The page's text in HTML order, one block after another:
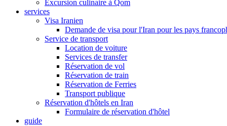
Excursion culinaire à Qom
services
Visa Iranien
Demande de visa pour l'Iran pour les pays
Service de transport
Location de voiture
Services de transfer
Réservation de vol
Réservation de train
Réservation de Ferries
Transport publique
Réservation d'hôtels en Iran
Formulaire de réservation d'hôtel
guide